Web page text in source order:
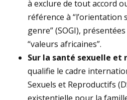
à exclure de tout accord
référence à “l’orientation
genre” (SOGI),
“valeurs africaines”.
Sur la santé sexuelle et
qualifie le cadre
Sexuels et Reproductifs